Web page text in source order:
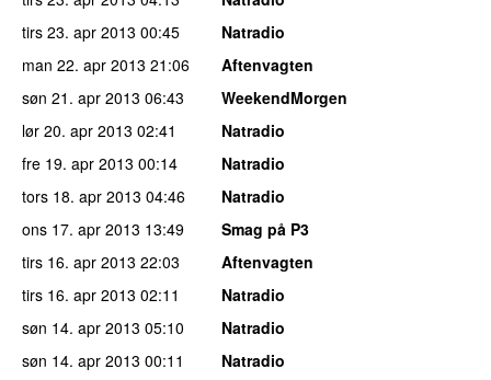
tirs 23. apr 2013 00:45
Natradio
man 22. apr 2013 21:06
Aftenvagten
søn 21. apr 2013 06:43
WeekendMorgen
lør 20. apr 2013 02:41
Natradio
fre 19. apr 2013 00:14
Natradio
tors 18. apr 2013 04:46
Natradio
ons 17. apr 2013 13:49
Smag på P3
tirs 16. apr 2013 22:03
Aftenvagten
tirs 16. apr 2013 02:11
Natradio
søn 14. apr 2013 05:10
Natradio
søn 14. apr 2013 00:11
Natradio